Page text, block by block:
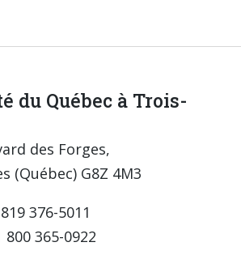
du Québec à Trois-
des Forges,
(Québec) G8Z 4M3
376-5011
365-0922